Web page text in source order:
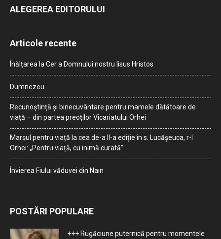
ALEGEREA EDITORULUI
Articole recente
Înălțarea la Cer a Domnului nostru Iisus Hristos
Dumnezeu…
Recunoștință și binecuvântare pentru mamele dătătoare de
viață – din partea preoților Vicariatului Orhei
Marșul pentru viață la cea de-a II-a ediție în s. Lucășeuca, r-l
Orhei: „Pentru viață, cu inimă curată”
Învierea Fiului văduvei din Nain
POSTĂRI POPULARE
+++ Rugăciune puternică pentru momentele